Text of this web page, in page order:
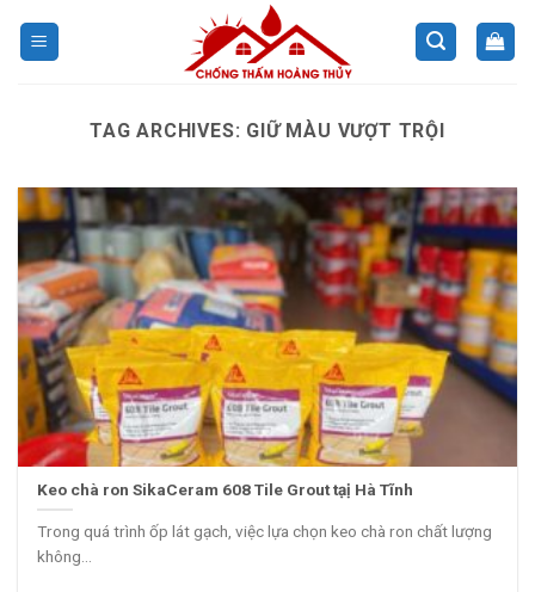
TAG ARCHIVES: GIỮ MÀU VƯỢT TRỘI
Keo chà ron SikaCeram 608 Tile Grout tạị Hà Tĩnh
Trong quá trình ốp lát gạch, việc lựa chọn keo chà ron chất lượng
không...